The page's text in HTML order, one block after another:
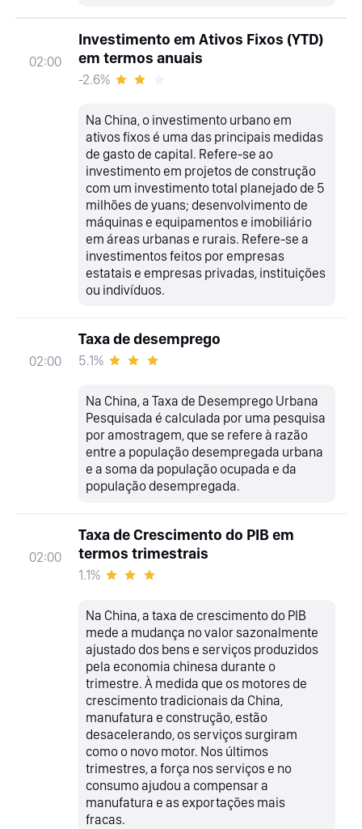
02:00
Investimento em Ativos Fixos (YTD)
em termos anuais
-2.6%
Na China, o investimento urbano em
ativos fixos é uma das principais medidas
de gasto de capital. Refere-se ao
investimento em projetos de construção
com um investimento total planejado de 5
milhões de yuans; desenvolvimento de
máquinas e equipamentos e imobiliário
em áreas urbanas e rurais. Refere-se a
investimentos feitos por empresas
estatais e empresas privadas, instituições
ou indivíduos.
02:00
Taxa de desemprego
5.1%
Na China, a Taxa de Desemprego Urbana
Pesquisada é calculada por uma pesquisa
por amostragem, que se refere à razão
entre a população desempregada urbana
e a soma da população ocupada e da
população desempregada.
02:00
Taxa de Crescimento do PIB em
termos trimestrais
1.1%
Na China, a taxa de crescimento do PIB
mede a mudança no valor sazonalmente
ajustado dos bens e serviços produzidos
pela economia chinesa durante o
trimestre. À medida que os motores de
crescimento tradicionais da China,
manufatura e construção, estão
desacelerando, os serviços surgiram
como o novo motor. Nos últimos
trimestres, a força nos serviços e no
consumo ajudou a compensar a
manufatura e as exportações mais
fracas.